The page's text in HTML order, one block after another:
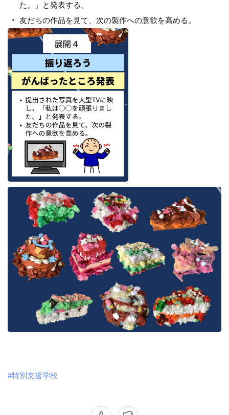
た。」と発表する。
友だちの作品を見て、次の製作への意欲を高める。
#特別支援学校